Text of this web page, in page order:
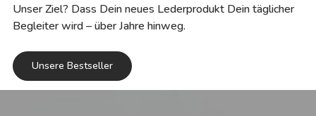
Unser Ziel? Dass Dein neues Lederprodukt Dein täglicher
Begleiter wird – über Jahre hinweg.
Unsere Bestseller